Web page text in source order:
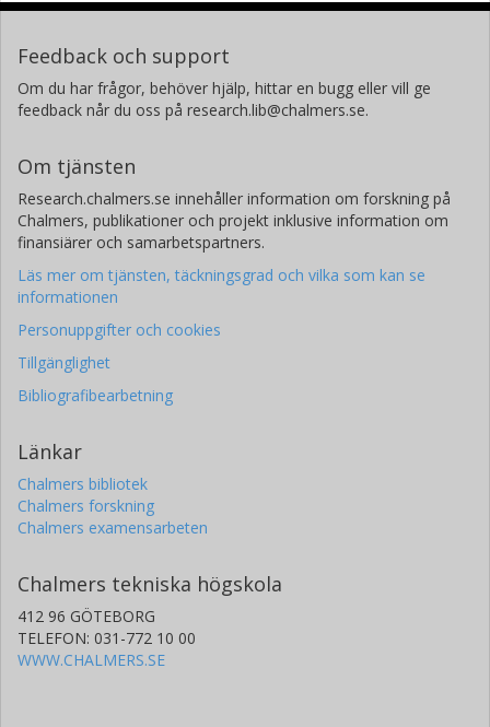
Feedback och support
Om du har frågor, behöver hjälp, hittar en bugg eller vill ge
feedback når du oss på research.lib@chalmers.se.
Om tjänsten
Research.chalmers.se innehåller information om forskning på
Chalmers, publikationer och projekt inklusive information om
finansiärer och samarbetspartners.
Läs mer om tjänsten, täckningsgrad och vilka som kan se
informationen
Personuppgifter och cookies
Tillgänglighet
Bibliografibearbetning
Länkar
Chalmers bibliotek
Chalmers forskning
Chalmers examensarbeten
Chalmers tekniska högskola
412 96 GÖTEBORG
TELEFON: 031-772 10 00
WWW.CHALMERS.SE